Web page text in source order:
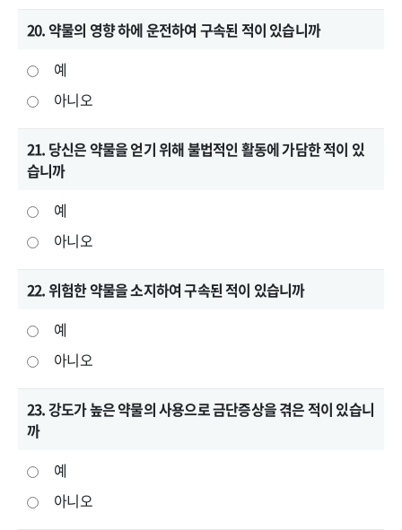
20. 약물의 영향 하에 운전하여 구속된 적이 있습니까
예
아니오
21. 당신은 약물을 얻기 위해 불법적인 활동에 가담한 적이 있
습니까
예
아니오
22. 위험한 약물을 소지하여 구속된 적이 있습니까
예
아니오
23. 강도가 높은 약물의 사용으로 금단증상을 겪은 적이 있습니
까
예
아니오